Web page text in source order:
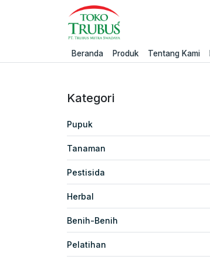
Beranda Produk Tentang Kami
Kategori
Pupuk
Tanaman
Pestisida
Herbal
Benih-Benih
Pelatihan